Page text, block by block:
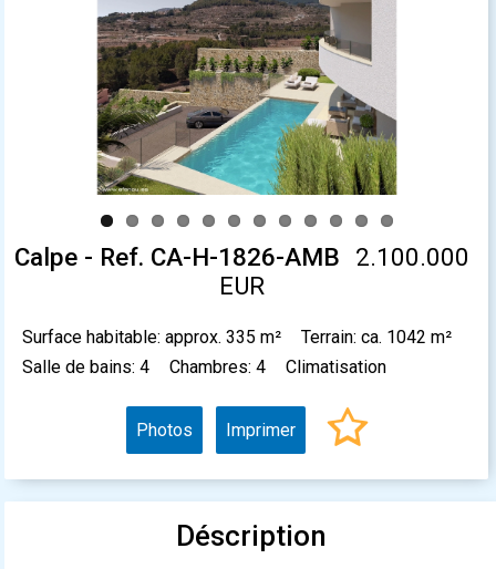
Previous
Calpe - Ref. CA-H-1826-AMB
2.100.000
EUR
Surface habitable: approx. 335 m²
Terrain: ca. 1042 m²
Salle de bains: 4
Chambres: 4 Climatisation
Photos Imprimer
Déscription